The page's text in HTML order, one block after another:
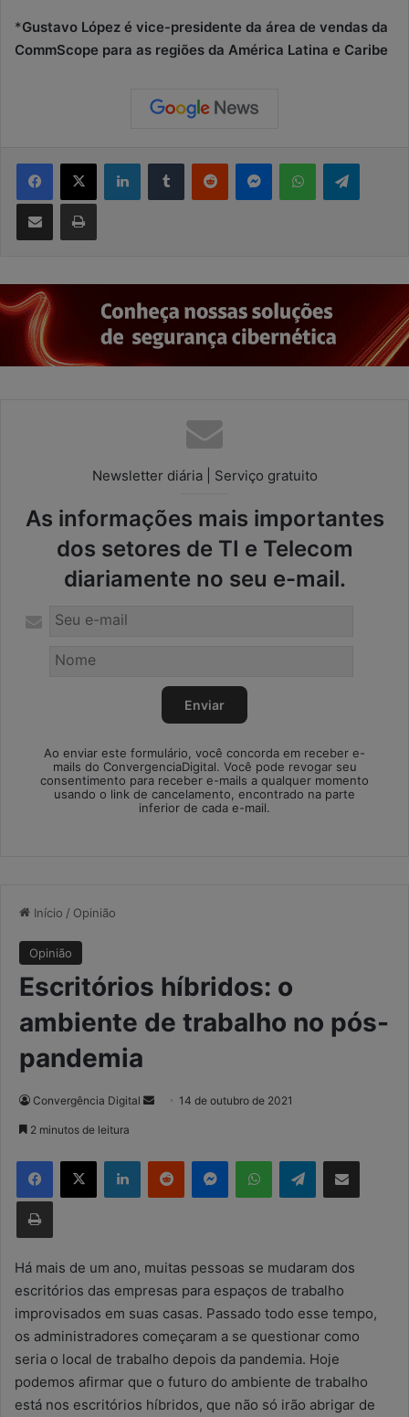
*Gustavo López é vice-presidente da área de vendas da
CommScope para as regiões da América Latina e Caribe
Newsletter diária | Serviço gratuito
As informações mais importantes
dos setores de TI e Telecom
diariamente no seu e-mail.
Ao enviar este formulário, você concorda em receber e-
mails do ConvergenciaDigital. Você pode revogar seu
consentimento para receber e-mails a qualquer momento
usando o link de cancelamento, encontrado na parte
inferior de cada e-mail.
Início / Opinião
Opinião
Escritórios híbridos: o
ambiente de trabalho no pós-
pandemia
Convergência Digital
d
-
m
a
i
l
14 de outubro de 2021
2 minutos de leitura
Telegram
Há mais de um ano, muitas pessoas se mudaram dos
escritórios das empresas para espaços de trabalho
improvisados em suas casas. Passado todo esse tempo,
os administradores começaram a se questionar como
seria o local de trabalho depois da pandemia. Hoje
podemos afirmar que o futuro do ambiente de trabalho
está nos escritórios híbridos, que não só irão abrigar de